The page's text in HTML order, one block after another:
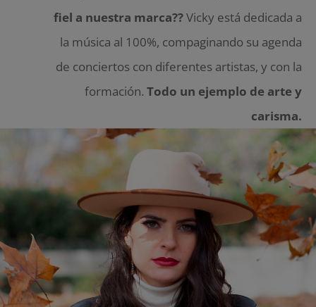
fiel a nuestra marca??Vicky está dedicada a
la música al 100%, compaginando su agenda
de conciertos con diferentes artistas, y con la
formación. Todo un ejemplo de arte y
carisma.